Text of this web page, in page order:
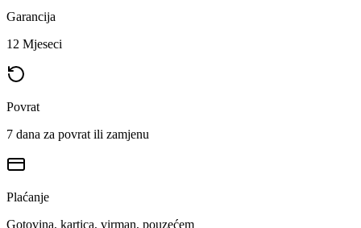
Garancija
12 Mjeseci
Povrat
7 dana za povrat ili zamjenu
Plaćanje
Gotovina, kartica, virman, pouzećem